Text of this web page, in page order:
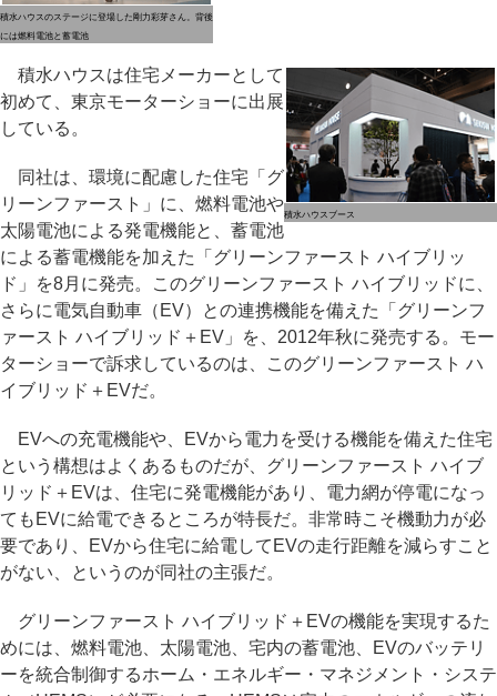
積水ハウスのステージに登場した剛力彩芽さん。背後
には燃料電池と蓄電池
積水ハウスブース
積水ハウスは住宅メーカーとして
初めて、東京モーターショーに出展
している。
同社は、環境に配慮した住宅「グ
リーンファースト」に、燃料電池や
太陽電池による発電機能と、蓄電池
による蓄電機能を加えた「グリーンファースト ハイブリッ
ド」を8月に発売。このグリーンファースト ハイブリッドに、
さらに電気自動車（EV）との連携機能を備えた「グリーンフ
ァースト ハイブリッド＋EV」を、2012年秋に発売する。モー
ターショーで訴求しているのは、このグリーンファースト ハ
イブリッド＋EVだ。
EVへの充電機能や、EVから電力を受ける機能を備えた住宅
という構想はよくあるものだが、グリーンファースト ハイブ
リッド＋EVは、住宅に発電機能があり、電力網が停電になっ
てもEVに給電できるところが特長だ。非常時こそ機動力が必
要であり、EVから住宅に給電してEVの走行距離を減らすこと
がない、というのが同社の主張だ。
グリーンファースト ハイブリッド＋EVの機能を実現するた
めには、燃料電池、太陽電池、宅内の蓄電池、EVのバッテリ
ーを統合制御するホーム・エネルギー・マネジメント・システ